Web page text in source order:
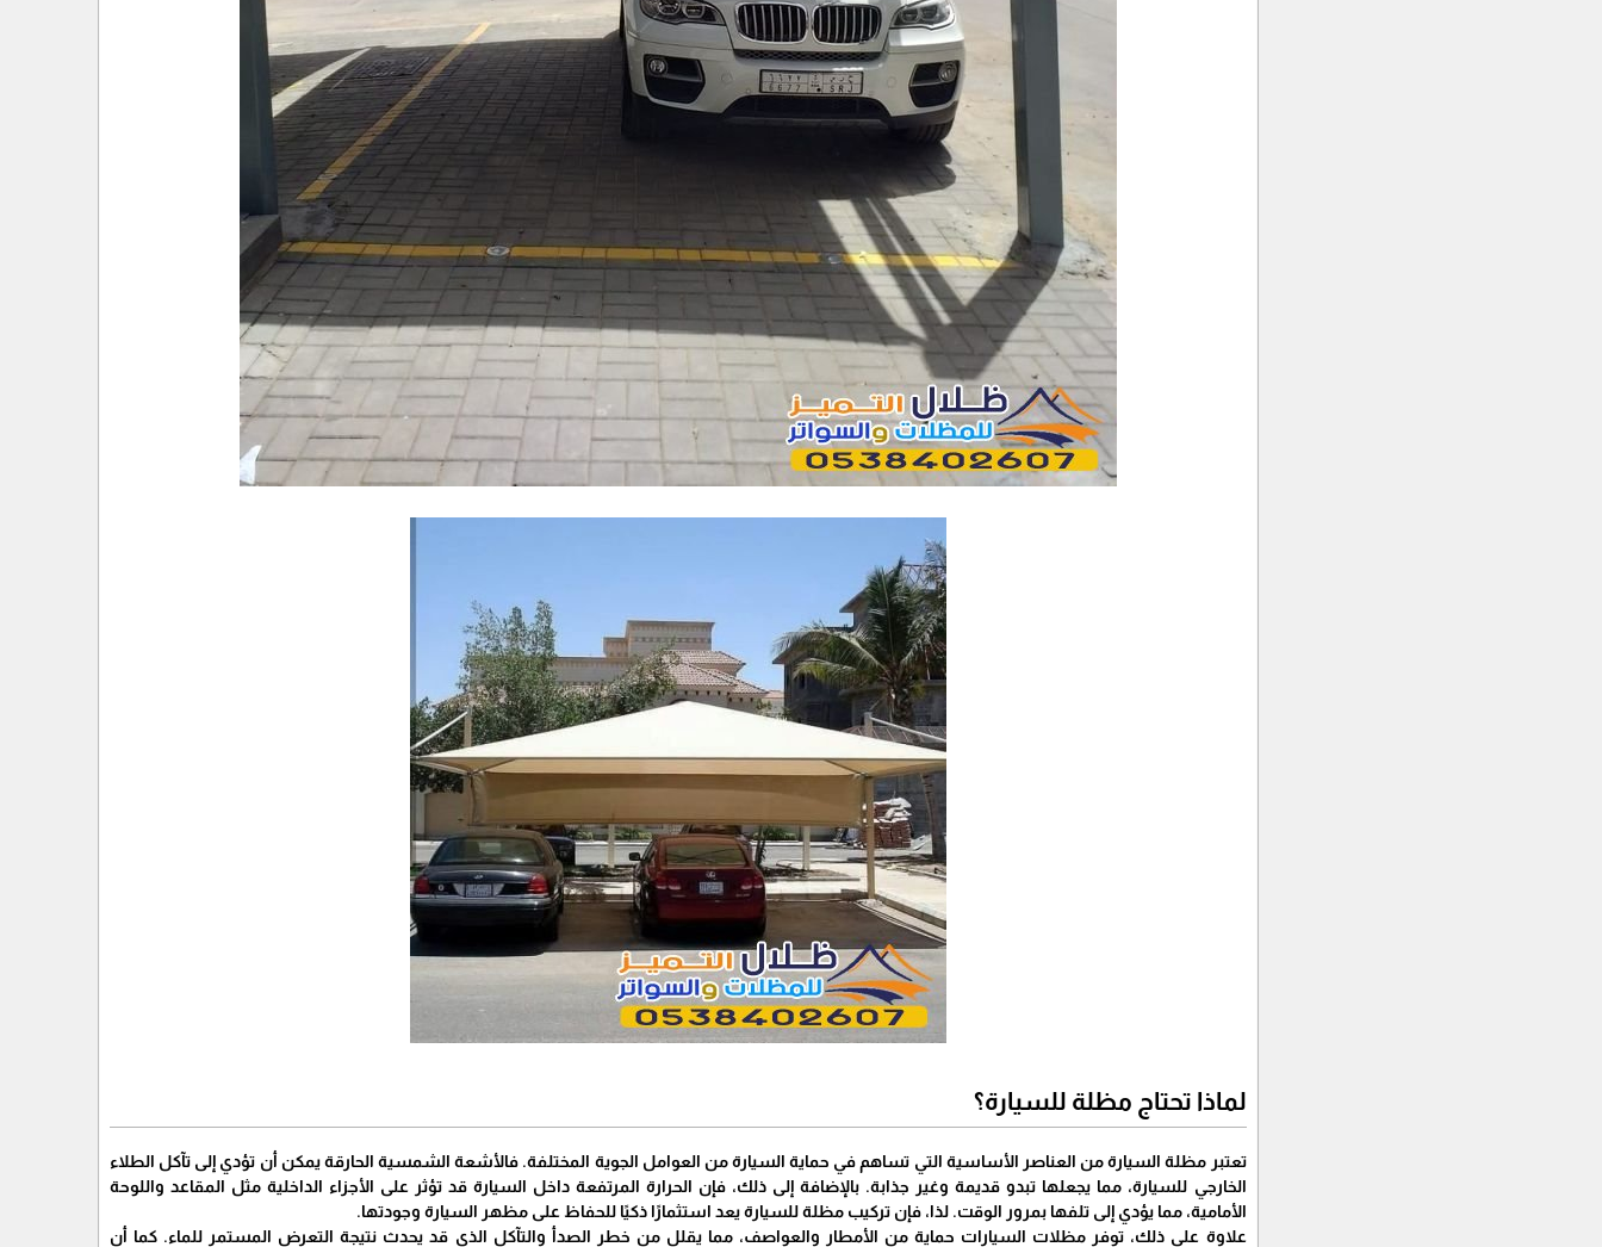
لماذا تحتاج مظلة للسيارة؟
تعتبر مظلة السيارة من العناصر الأساسية التي تساهم في حماية السيارة من العوامل الجوية المختلفة. فالأشعة الشمسية الحارقة يمكن أن تؤدي إلى تآكل الطلاء
الخارجي للسيارة، مما يجعلها تبدو قديمة وغير جذابة. بالإضافة إلى ذلك، فإن الحرارة المرتفعة داخل السيارة قد تؤثر على الأجزاء الداخلية مثل المقاعد واللوحة
الأمامية، مما يؤدي إلى تلفها بمرور الوقت. لذا، فإن تركيب مظلة للسيارة يعد استثمارًا ذكيًا للحفاظ على مظهر السيارة وجودتها.
علاوة على ذلك، توفر مظلات السيارات حماية من الأمطار والعواصف، مما يقلل من خطر الصدأ والتآكل الذي قد يحدث نتيجة التعرض المستمر للماء. كما أن